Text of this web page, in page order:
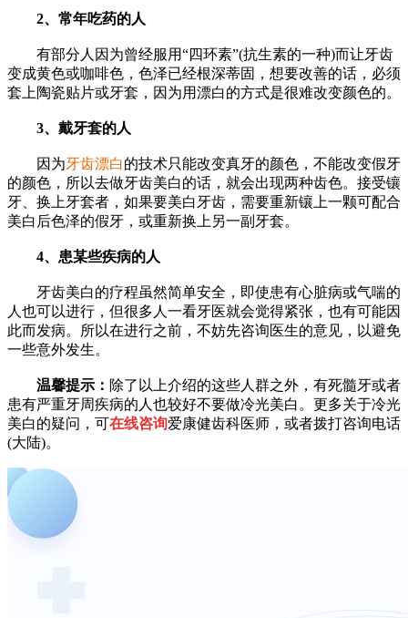
2、常年吃药的人
有部分人因为曾经服用“四环素”(抗生素的一种)而让牙齿
变成黄色或咖啡色，色泽已经根深蒂固，想要改善的话，必须
套上陶瓷贴片或牙套，因为用漂白的方式是很难改变颜色的。
3、戴牙套的人
因为牙齿漂白的技术只能改变真牙的颜色，不能改变假牙
的颜色，所以去做牙齿美白的话，就会出现两种齿色。接受镶
牙、换上牙套者，如果要美白牙齿，需要重新镶上一颗可配合
美白后色泽的假牙，或重新换上另一副牙套。
4、患某些疾病的人
牙齿美白的疗程虽然简单安全，即使患有心脏病或气喘的
人也可以进行，但很多人一看牙医就会觉得紧张，也有可能因
此而发病。所以在进行之前，不妨先咨询医生的意见，以避免
一些意外发生。
温馨提示： 除了以上介绍的这些人群之外，有死髓牙或者
患有严重牙周疾病的人也较好不要做冷光美白。更多关于冷光
美白的疑问，可在线咨询爱康健齿科医师，或者拨打咨询电话
(大陆)。